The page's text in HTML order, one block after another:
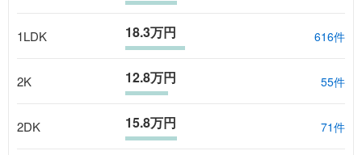
1LDK 18.3万円 616件
2K 12.8万円 55件
2DK 15.8万円 71件